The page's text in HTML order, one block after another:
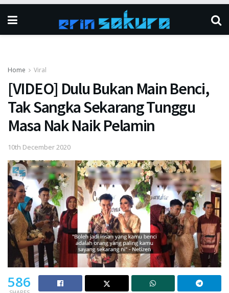
Home Viral
[VIDEO] Dulu Bukan Main Benci,
Tak Sangka Sekarang Tunggu
Masa Nak Naik Pelamin
10th December 2020
586